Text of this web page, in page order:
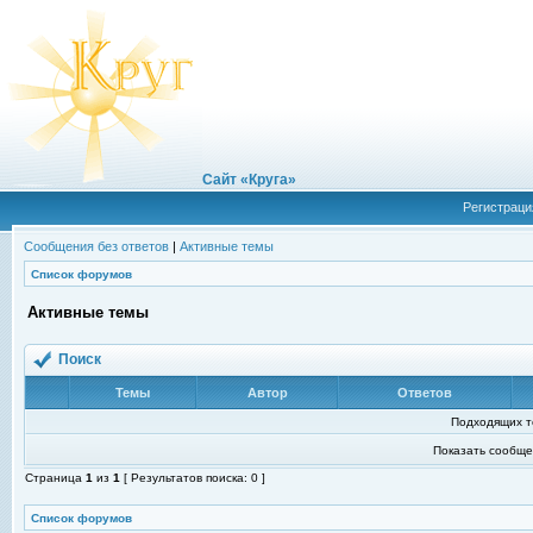
Сайт «Круга»
Сообщения без ответов | Активные темы
Список форумов
Активные темы
Поиск
Темы Автор Ответов
Подходящих
Показать
Страница 1 из 1 [ Результатов поиска: 0 ]
Список форумов